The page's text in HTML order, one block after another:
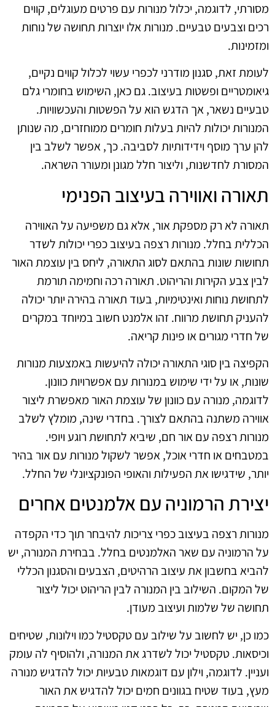
מסורתי, לדוגמה, יכלול מנורות עם פרטים מעוגלים, קווים
רכים וצבעים טבעיים. מנורות אלו יוצרות תחושה של נוחות
ומזמינות.
לעומת זאת, סגנון מודרני לכפרי עשוי לכלול קווים נקיים,
גיאומטריים ופשטות בעיצוב. גם כאן, השימוש בחומרי גלם
טבעיים נשאר, אך הדגש הוא על הפשטות והעכשוויות.
המנורות יכולות להיות בעלות חומרים ממוחזרים, מה שנותן
להן ערך מוסף וידידותיות לסביבה. כך, אפשר לשלב בין
המסורת לחדשנות, וליצור חלל מגונן ומעורר השראה.
תאורה ואווירה בעיצוב הפנימי
תאורה לא רק מספקת אור, אלא גם משפיעה על האווירה
הכללית בחלל. מנורות רצפה בעיצוב כפרי יכולות לשדר
תחושות שונות בהתאם לסוג התאורה, ליחס בין עוצמת האור
לבין צבע הקירות והריהוט. תאורה רכה וחמימה תורמת
לתחושת נוחות ואינטימיות, בעוד תאורה בהירה יותר יכולה
להעניק תחושת מרווח. זהו אלמנט חשוב במיוחד במקרים
של חדרי מגורים או פינות קריאה.
הקפיצה בין סוגי התאורה יכולה להיעשות באמצעות מנורות
שונות, או על ידי שימוש במנורות עם אפשרויות כוונון.
לדוגמה, מנורה עם כוונון של עוצמת האור מאפשרת ליצור
אווירה משתנה בהתאם לצורך. בחדרי שינה, מומלץ לשלב
מנורות רצפה עם אור חם, שיביא לתחושת רוגע ויופי.
במטבחים או חדרי אוכל, אפשר לשקול מנורות עם אור בהיר
יותר, שידגישו את הפעילות והאופי הפונקציונלי של החלל.
יצירת הרמוניה עם אלמנטים אחרים
מנורות רצפה בעיצוב כפרי צריכות להיבחר תוך כדי הקפדה
על הרמוניה עם שאר האלמנטים בחלל. בבחירת המנורה, יש
להביא בחשבון את עיצוב הרהיטים, הצבעים והסגנון הכללי
של המקום. השילוב בין המנורה לבין הריהוט יכול ליצור
תחושה של שלמות ועיצוב מעודן.
כמו כן, יש לחשוב על שילוב עם טקסטיל כמו וילונות, שטיחים
וכיסאות. טקסטיל יכול לשדרג את המנורה, ולהוסיף לה עומק
ועניין. לדוגמה, וילון עם דוגמאות טבעיות יכול להדגיש מנורה
מעץ, בעוד שטיח בגוונים חמים יכול להדגיש את האור